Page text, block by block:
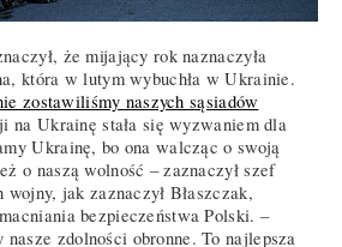
że mijający rok naznaczyła
która w lutym wybuchła w Ukrainie.
zostawiliśmy naszych sąsiadów
na Ukrainę stała się wyzwaniem dla
Ukrainę, bo ona walcząc o swoją
o naszą wolność – zaznaczył szef
wojny, jak zaznaczył Błaszczak,
bezpieczeństwa Polski. –
zdolności obronne. To najlepsza